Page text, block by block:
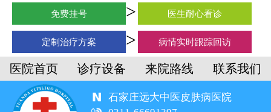
免费挂号 医生耐心看诊
定制治疗方案 病情实时跟踪回访
医院首页 诊疗设备 来院路线 联系我们
石家庄远大中医皮肤病医院